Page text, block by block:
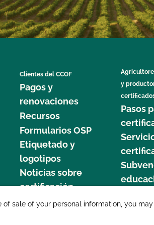
Clientes del CCOF
Pagos y
renovaciones
Recursos
Formularios OSP
Etiquetado y
logotipos
Noticias sobre
certificación
y
Pasos
sale of your personal information, you